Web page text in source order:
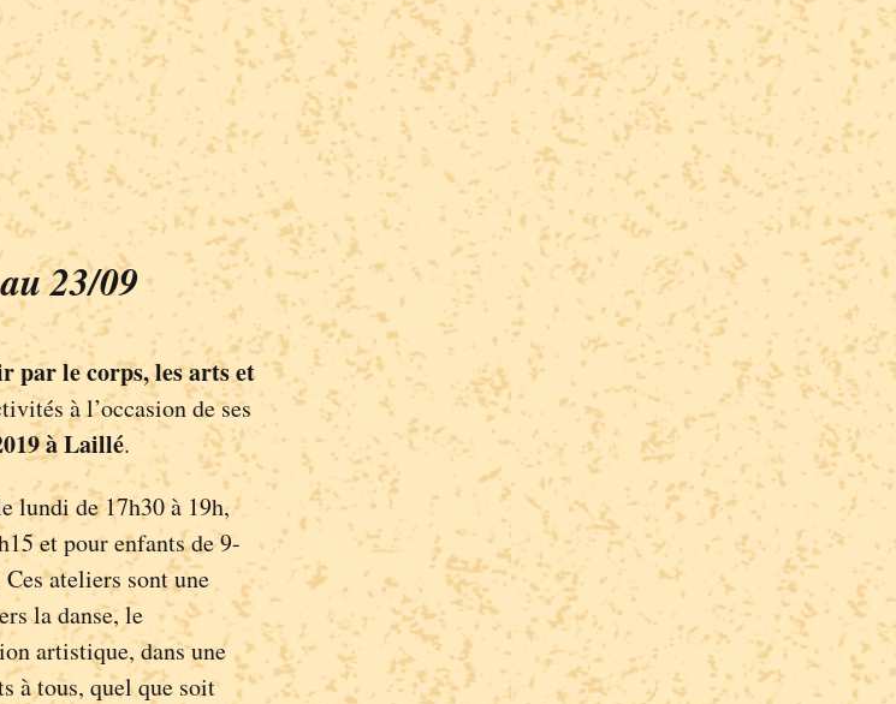
23/09
par le corps, les arts et
à l’occasion de ses
à Laillé.
lundi de 17h30 à 19h,
et pour enfants de 9-
ateliers sont une
la danse, le
artistique, dans une
à tous, quel que soit